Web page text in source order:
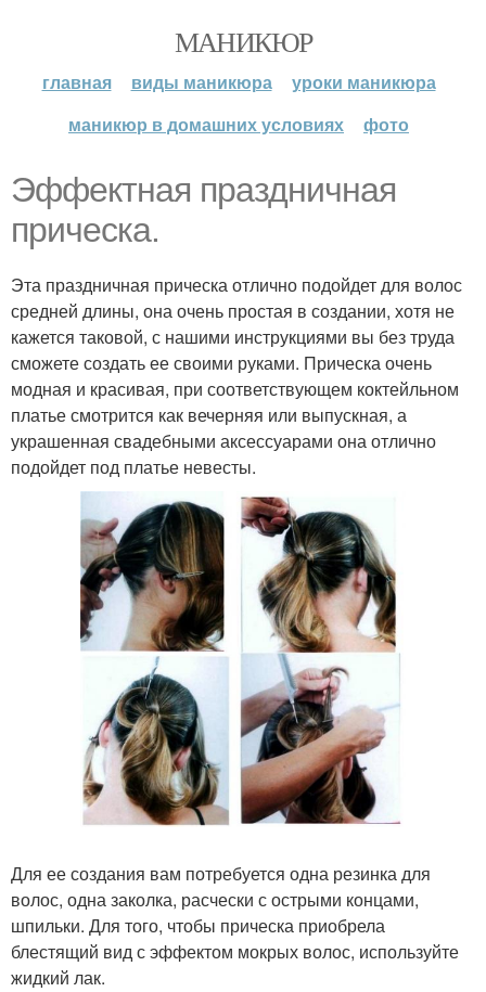
МАНИКЮР
главная виды маникюра
уроки маникюра
маникюр в домашних условиях
фото
Эффектная праздничная
прическа.
Эта праздничная прическа отлично подойдет для волос
средней длины, она очень простая в создании, хотя не
кажется таковой, с нашими инструкциями вы без труда
сможете создать ее своими руками. Прическа очень
модная и красивая, при соответствующем коктейльном
платье смотрится как вечерняя или выпускная, а
украшенная свадебными аксессуарами она отлично
подойдет под платье невесты.
Для ее создания вам потребуется одна резинка для
волос, одна заколка, расчески с острыми концами,
шпильки. Для того, чтобы прическа приобрела
блестящий вид с эффектом мокрых волос, используйте
жидкий лак.